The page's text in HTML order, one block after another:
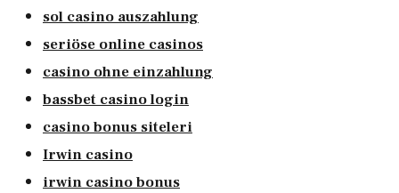
sol casino auszahlung
seriöse online casinos
casino ohne einzahlung
bassbet casino login
casino bonus siteleri
Irwin casino
irwin casino bonus